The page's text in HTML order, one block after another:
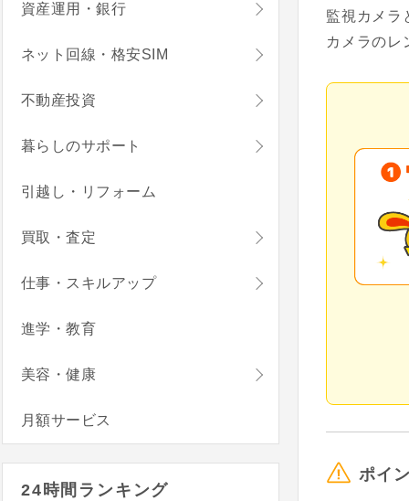
監視カメラ
カメラのレ
ポイ
資産運用・銀行
ネット回線・格安SIM
不動産投資
暮らしのサポート
引越し・リフォーム
買取・査定
仕事・スキルアップ
進学・教育
美容・健康
月額サービス
24時間ランキング